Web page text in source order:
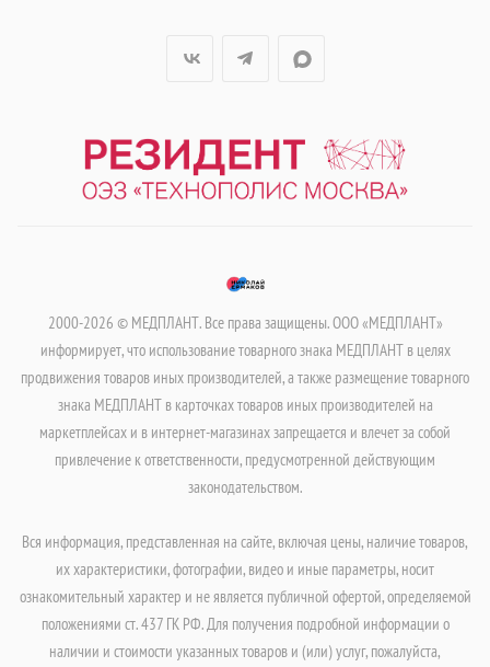
2000-2026 © МЕДПЛАНТ. Все права защищены. ООО «МЕДПЛАНТ»
информирует, что использование товарного знака МЕДПЛАНТ в целях
продвижения товаров иных производителей, а также размещение товарного
знака МЕДПЛАНТ в карточках товаров иных производителей на
маркетплейсах и в интернет-магазинах запрещается и влечет за собой
привлечение к ответственности, предусмотренной действующим
законодательством.
Вся информация, представленная на сайте, включая цены, наличие товаров,
их характеристики, фотографии, видео и иные параметры, носит
ознакомительный характер и не является публичной офертой, определяемой
положениями ст. 437 ГК РФ. Для получения подробной информации о
наличии и стоимости указанных товаров и (или) услуг, пожалуйста,